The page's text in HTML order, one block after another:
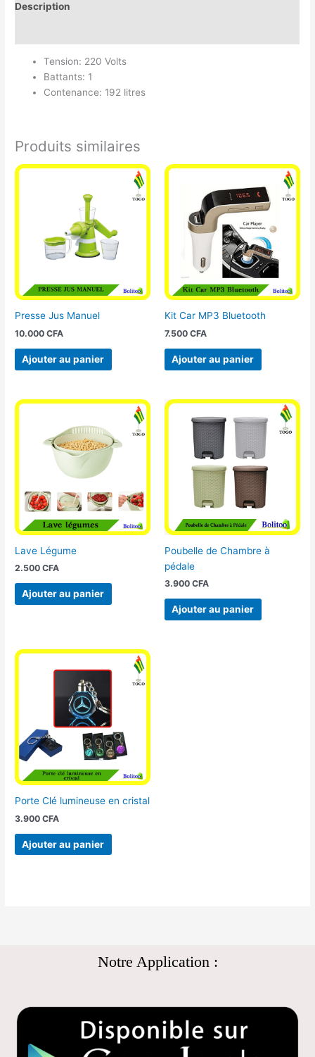
Description
Tension: 220 Volts
Battants: 1
Contenance: 192 litres
Produits similaires
Presse Jus Manuel
10.000CFA
Ajouter au panier
Kit Car MP3 Bluetooth
7.500 CFA
Ajouter au panier
Lave Légume
2.500CFA
Ajouter au panier
Poubelle de Chambre à
pédale
3.900 CFA
Ajouter au panier
Porte Clé lumineuse en cristal
3.900CFA
Ajouter au panier
Notre Application :